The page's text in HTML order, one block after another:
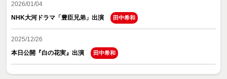
2026/01/04
NHK大河ドラマ「豊臣兄弟」出演
田中希和
2025/12/26
本日公開『白の花実』出演
田中希和